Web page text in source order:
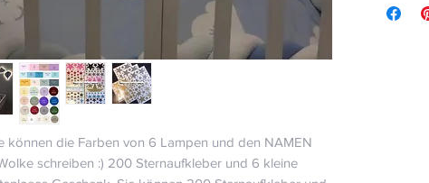
können die Farben von 6 Lampen und den NAMEN
schreiben :) 200 Sternaufkleber und 6 kleine